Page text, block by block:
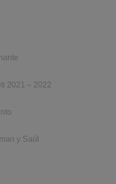
2021 – 2022
y Saúl